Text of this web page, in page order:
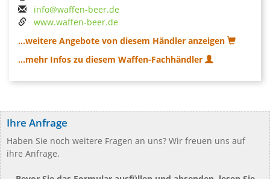
info@waffen-beer.de
www.waffen-beer.de
...weitere Angebote von diesem Händler anzeigen
...mehr Infos zu diesem Waffen-Fachhändler
Ihre Anfrage
Haben Sie noch weitere Fragen an uns? Wir freuen uns auf
ihre Anfrage.